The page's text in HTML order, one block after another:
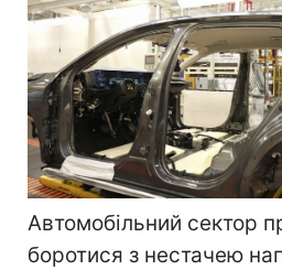
Автомобільний сектор
боротися з нестачею